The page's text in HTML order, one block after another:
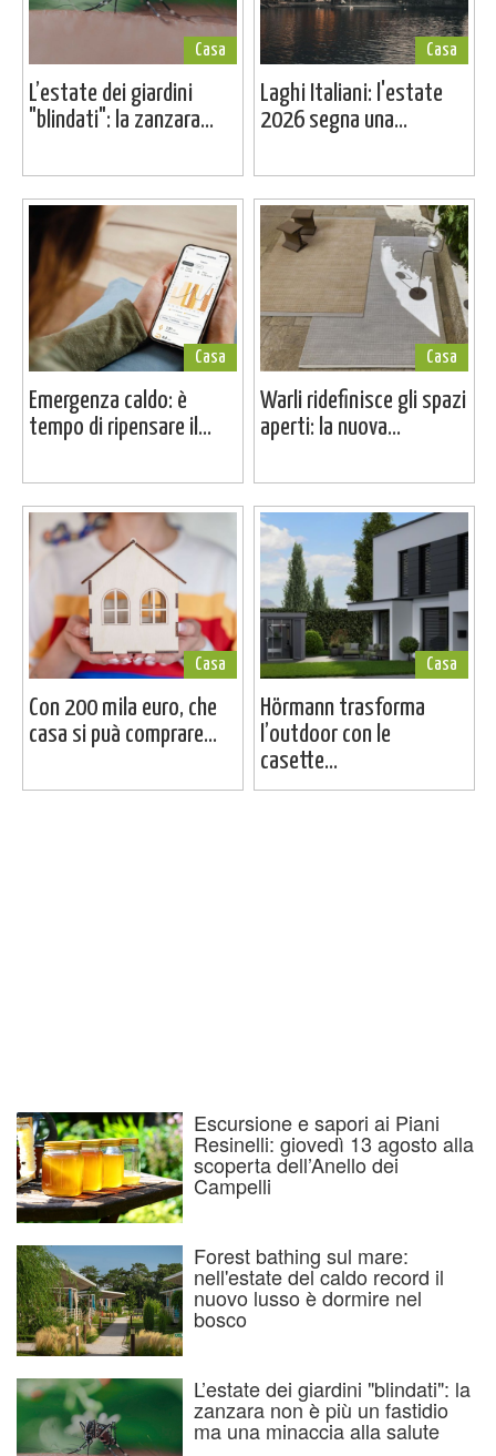
Casa
L’estate dei giardini
"blindati": la zanzara...
Casa
Laghi Italiani: l'estate
2026 segna una...
Casa
Emergenza caldo: è
tempo di ripensare il...
Casa
Warli ridefinisce gli spazi
aperti: la nuova...
Casa
Con 200 mila euro, che
casa si puà comprare...
Casa
Hörmann trasforma
l’outdoor con le
casette...
Escursione e sapori ai Piani
Resinelli: giovedì 13 agosto alla
scoperta dell’Anello dei
Campelli
Forest bathing sul mare:
nell'estate del caldo record il
nuovo lusso è dormire nel
bosco
L’estate dei giardini "blindati": la
zanzara non è più un fastidio
ma una minaccia alla salute